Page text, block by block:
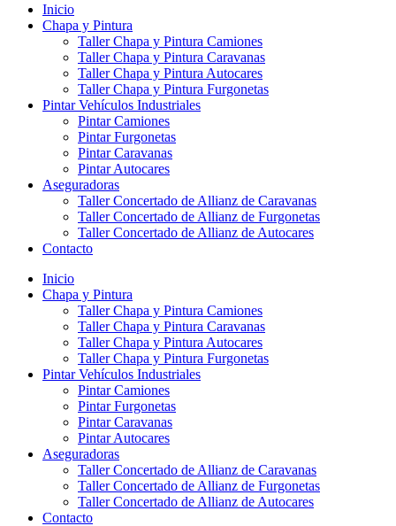
Inicio
Chapa y Pintura
Taller Chapa y Pintura Camiones
Taller Chapa y Pintura Caravanas
Taller Chapa y Pintura Autocares
Taller Chapa y Pintura Furgonetas
Pintar Vehículos Industriales
Pintar Camiones
Pintar Furgonetas
Pintar Caravanas
Pintar Autocares
Aseguradoras
Taller Concertado de Allianz de Caravanas
Taller Concertado de Allianz de Furgonetas
Taller Concertado de Allianz de Autocares
Contacto
Inicio
Chapa y Pintura
Taller Chapa y Pintura Camiones
Taller Chapa y Pintura Caravanas
Taller Chapa y Pintura Autocares
Taller Chapa y Pintura Furgonetas
Pintar Vehículos Industriales
Pintar Camiones
Pintar Furgonetas
Pintar Caravanas
Pintar Autocares
Aseguradoras
Taller Concertado de Allianz de Caravanas
Taller Concertado de Allianz de Furgonetas
Taller Concertado de Allianz de Autocares
Contacto